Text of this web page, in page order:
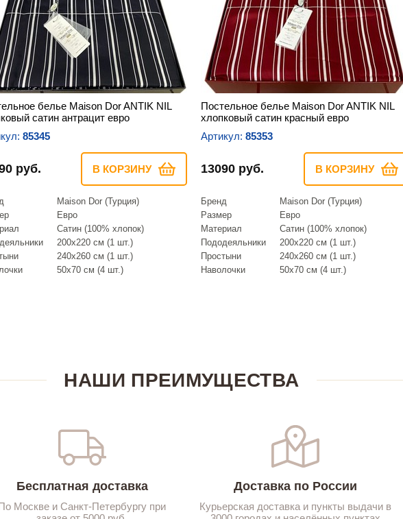
белье Maison Dor ANTIK NIL
сатин антрацит евро
85345
руб. В КОРЗИНУ
Maison Dor (Турция)
Евро
Сатин (100% хлопок)
200х220 см (1 шт.)
240х260 см (1 шт.)
50х70 см (4 шт.)
Постельное белье Maison Dor ANTIK NIL
хлопковый сатин красный евро
Артикул: 85353
13090 руб. В КОРЗИНУ
Бренд
Maison Dor (Турция)
Размер
Евро
Материал
Сатин (100% хлопок)
Пододеяльники
200х220 см (1 шт.)
Простыни
240х260 см (1 шт.)
Наволочки
50х70 см (4 шт.)
НАШИ ПРЕИМУЩЕСТВА
Бесплатная доставка
Москве и Санкт-Петербургу при
Доставка по России
Курьерская доставка и пункты выдачи в